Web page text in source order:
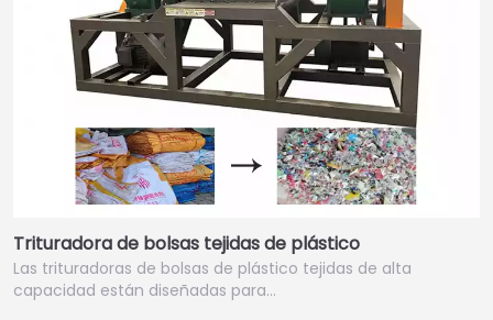
Trituradora de bolsas tejidas de plástico
Las trituradoras de bolsas de plástico tejidas de alta
capacidad están diseñadas para…